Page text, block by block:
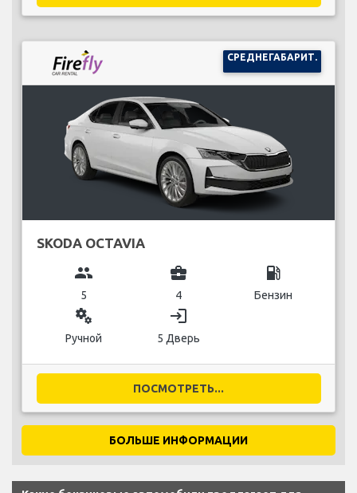
СРЕДНЕГАБАРИТ.
SKODA OCTAVIA
group
5
business_center
4
local_gas_station
Бензин
miscellaneous_services
Ручной
login
5 Дверь
ПОСМОТРЕТЬ...
БОЛЬШЕ ИНФОРМАЦИИ